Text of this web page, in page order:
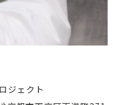
ジェクト